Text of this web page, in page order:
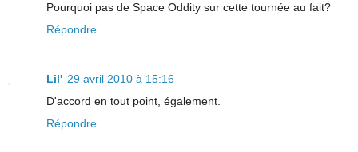
Pourquoi pas de Space Oddity sur cette tournée au fait?
Répondre
Lil' 29 avril 2010 à 15:16
D'accord en tout point, également.
Répondre